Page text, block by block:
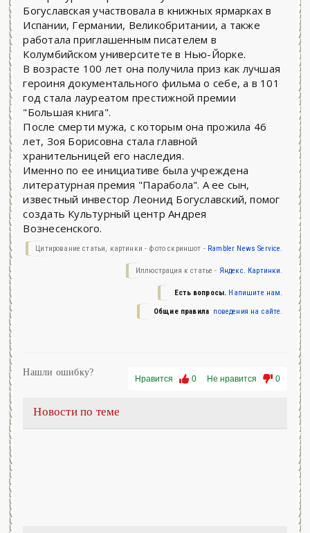
Богуславская участвовала в книжных ярмарках в
Испании, Германии, Великобритании, а также
работала приглашенным писателем в
Колумбийском университете в Нью-Йорке.
В возрасте 100 лет она получила приз как лучшая
героиня документального фильма о себе, а в 101
год стала лауреатом престижной премии
"Большая книга".
После смерти мужа, с которым она прожила 46
лет, Зоя Борисовна стала главной
хранительницей его наследия.
Именно по ее инициативе была учреждена
литературная премия "Парабола". А ее сын,
известный инвестор Леонид Богуславский, помог
создать Культурный центр Андрея
Вознесенского.
Цитирование статьи, картинки - фото скриншот - Rambler News Service.
Иллюстрация к статье - Яндекс. Картинки.
Есть вопросы. Напишите нам.
Общие правила поведения на сайте.
Нравится 0 Не нравится 0
Нашли ошибку?
Новости по теме